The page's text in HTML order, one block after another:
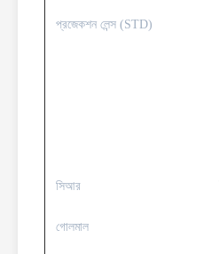
প্রজেকশন লেন্স (STD)
সিআর
গোলমাল